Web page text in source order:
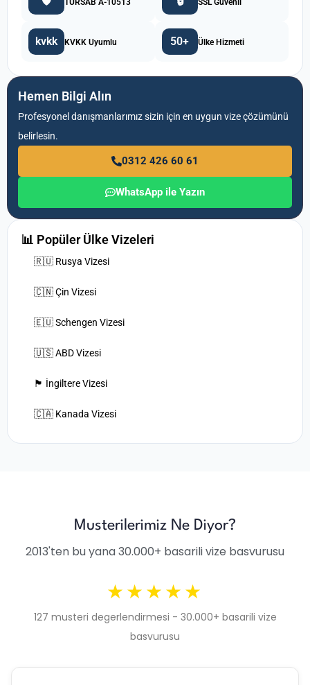
TÜRSAB A-10513 SSL Güvenli
kvkk KVKK Uyumlu 50+ Ülke Hizmeti
Hemen Bilgi Alın
Profesyonel danışmanlarımız sizin için en uygun vize çözümünü
belirlesin.
0312 426 60 61
WhatsApp ile Yazın
📊 Popüler Ülke Vizeleri
🇷🇺 Rusya Vizesi
🇨🇳 Çin Vizesi
🇪🇺 Schengen Vizesi
🇺🇸 ABD Vizesi
🏴󠁧󠁢󠁥󠁮󠁧󠁿 İngiltere Vizesi
🇨🇦 Kanada Vizesi
Musterilerimiz Ne Diyor?
2013'ten bu yana 30.000+ basarili vize basvurusu
★★★★★
127 musteri degerlendirmesi - 30.000+ basarili vize
basvurusu